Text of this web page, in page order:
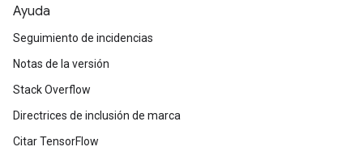
Ayuda
Seguimiento de incidencias
Notas de la versión
Stack Overflow
Directrices de inclusión de marca
Citar TensorFlow